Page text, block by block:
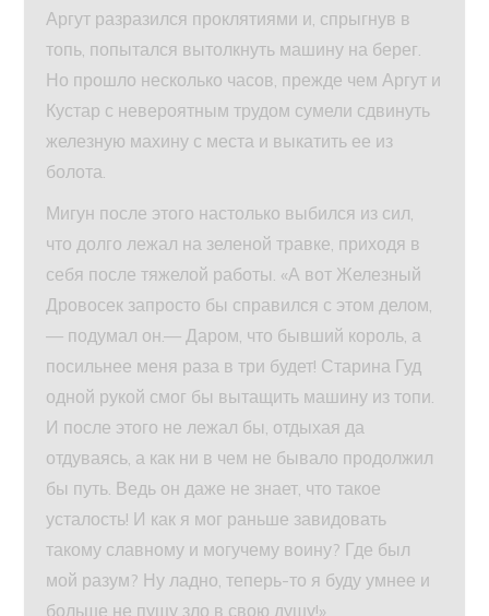
Аргут разразился проклятиями и, спрыгнув в
топь, попытался вытолкнуть машину на берег.
Но прошло несколько часов, прежде чем Аргут и
Кустар с невероятным трудом сумели сдвинуть
железную махину с места и выкатить ее из
болота.
Мигун после этого настолько выбился из сил,
что долго лежал на зеленой травке, приходя в
себя после тяжелой работы. «А вот Железный
Дровосек запросто бы справился с этом делом,
— подумал он.— Даром, что бывший король, а
посильнее меня раза в три будет! Старина Гуд
одной рукой смог бы вытащить машину из топи.
И после этого не лежал бы, отдыхая да
отдуваясь, а как ни в чем не бывало продолжил
бы путь. Ведь он даже не знает, что такое
усталость! И как я мог раньше завидовать
такому славному и могучему воину? Где был
мой разум? Ну ладно, теперь-то я буду умнее и
больше не пущу зло в свою душу!»